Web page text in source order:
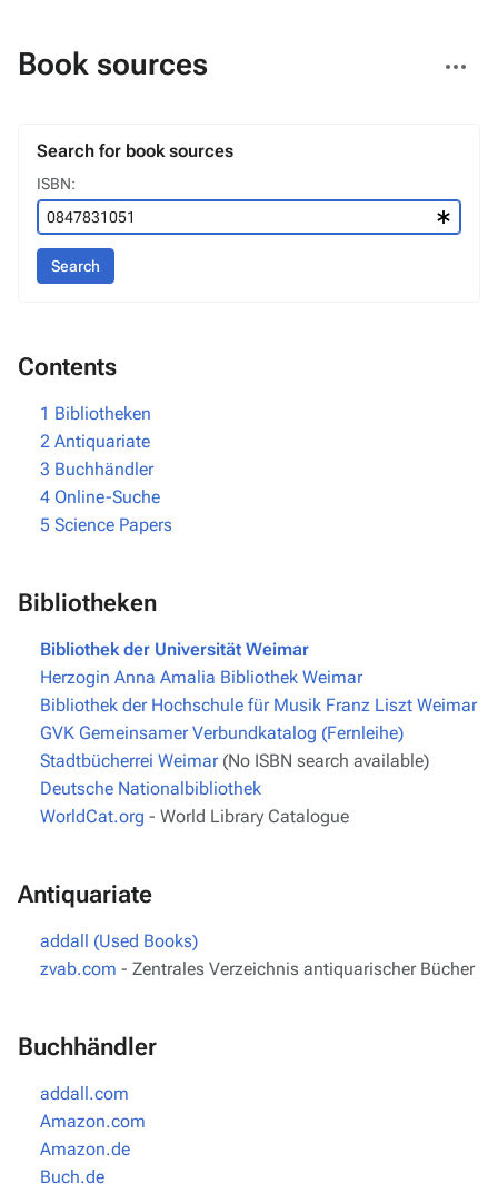
Book sources
actions
Search for book sources
ISBN:
Search
Contents
1 Bibliotheken
2 Antiquariate
3 Buchhändler
4 Online-Suche
5 Science Papers
Bibliotheken
Bibliothek der Universität Weimar
Herzogin Anna Amalia Bibliothek Weimar
Bibliothek der Hochschule für Musik Franz Liszt Weimar
GVK Gemeinsamer Verbundkatalog (Fernleihe)
Stadtbücherrei Weimar(No ISBN search available)
Deutsche Nationalbibliothek
WorldCat.org - World Library Catalogue
Antiquariate
addall (Used Books)
zvab.com - Zentrales Verzeichnis antiquarischer Bücher
Buchhändler
addall.com
Amazon.com
Amazon.de
Buch.de